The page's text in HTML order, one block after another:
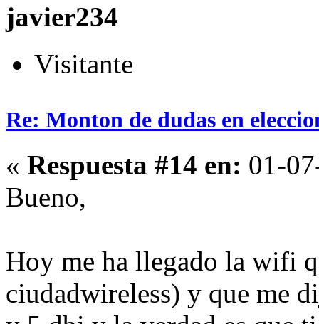
javier234
Visitante
Re: Monton de dudas en
« Respuesta #14 en: 01-
Bueno,
Hoy me ha llegado la wifi
ciudadwireless) y que me